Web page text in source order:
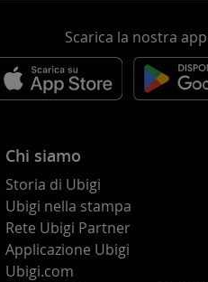
Scarica la nostra app
Chi siamo
Storia di Ubigi
Ubigi nella stampa
Rete Ubigi Partner
Applicazione Ubigi
Ubigi.com